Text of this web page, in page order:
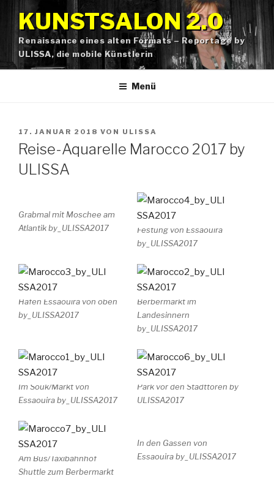
springen
KUNSTSALON 2.0
Renaissance eines alten Formats – Reportage by
ULISSA, die mobile Künstlerin
Menü
VERÖFFENTLICHT
AM
17. JANUAR 2018 VON ULISSA
Reise-Aquarelle Marocco 2017 by
ULISSA
Grabmal mit Moschee am
Atlantik by_ULISSA2017
Festung von Essaouira
by_ULISSA2017
Hafen Essaouira von oben
by_ULISSA2017
Berbermarkt im
Landesinnern
by_ULISSA2017
Im Souk/Markt von
Essaouira by_ULISSA2017
Park vor den Stadttoren by
ULISSA2017
Am Bus/Taxibahnhof
Shuttle zum Berbermarkt
In den Gassen von
Essaouira by_ULISSA2017